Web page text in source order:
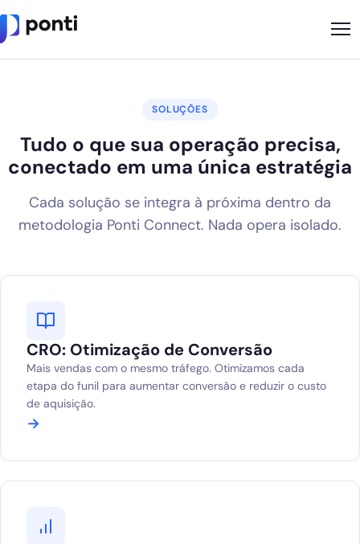
Soluções
Nossos Apps
Blog
SOLUÇÕES
Tudo o que sua operação precisa,
conectado em uma única estratégia
Cada solução se integra à próxima dentro da
metodologia Ponti Connect. Nada opera isolado.
CRO: Otimização de Conversão
Mais vendas com o mesmo tráfego. Otimizamos cada
etapa do funil para aumentar conversão e reduzir o custo
de aquisição.
→